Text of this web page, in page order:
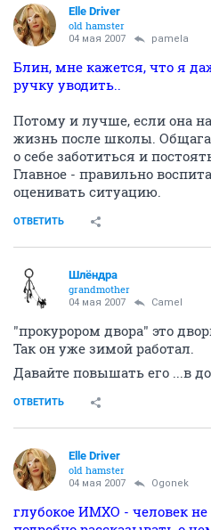
Elle Driver
old hamster
04 мая 2007 pamela
Блин, мне кажется, что я
ручку уводить..
Потому и лучше, если она
жизнь после школы.
о себе заботиться и
Главное - правильно
оценивать ситуацию.
ОТВЕТИТЬ
Шлёндра
grandmother
04 мая 2007 Camel
"прокурором двора" это
Так он уже зимой работал.
Давайте повышать его ...в
ОТВЕТИТЬ
Elle Driver
old hamster
04 мая 2007 Ogonek
глубокое ИМХО - человек